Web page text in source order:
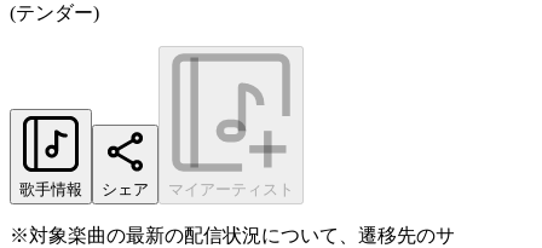
(テンダー)
歌手情報 シェア マイアーティスト
※対象楽曲の最新の配信状況について、遷移先のサ